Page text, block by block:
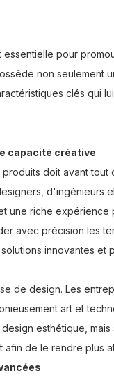
pour
non seulement
clés qui
capacité créative
doit avant
d'ingénieurs
une riche expérience
avec précision les
innovantes et
de design. Les
art et
esthétique,
afin de le rendre plus